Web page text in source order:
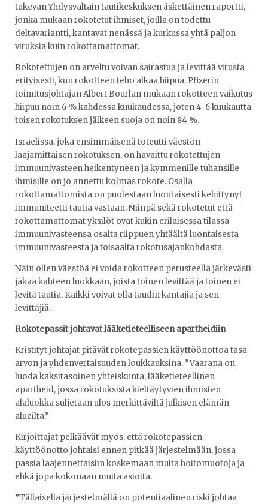
tukevan Yhdysvaltain tautikeskuksen äskettäinen raportti,
jonka mukaan rokotetut ihmiset, joilla on todettu
deltavariantti, kantavat nenässä ja kurkussa yhtä paljon
viruksia kuin rokottamattomat.
Rokotettujen on arveltu voivan sairastua ja levittää virusta
erityisesti, kun rokotteen teho alkaa hiipua. Pfizerin
toimitusjohtajan Albert Bourlan mukaan rokotteen vaikutus
hiipuu noin 6 % kahdessa kuukaudessa, joten 4-6 kuukautta
toisen rokotuksen jälkeen suoja on noin 84 %.
Israelissa, joka ensimmäisenä toteutti väestön
laajamittaisen rokotuksen, on havaittu rokotettujen
immuunivasteen heikentyneen ja kymmenille tuhansille
ihmisille on jo annettu kolmas rokote. Osalla
rokottamattomista on puolestaan luontaisesti kehittynyt
immuniteetti tautia vastaan. Niinpä sekä rokotetut että
rokottamattomat yksilöt ovat kukin erilaisessa tilassa
immuunivasteensa osalta riippuen yhtäältä luontaisesta
immuunivasteesta ja toisaalta rokotusajankohdasta.
Näin ollen väestöä ei voida rokotteen perusteella järkevästi
jakaa kahteen luokkaan, joista toinen levittää ja toinen ei
levitä tautia. Kaikki voivat olla taudin kantajia ja sen
levittäjiä.
Rokotepassit johtavat lääketieteelliseen apartheidiin
Kristityt johtajat pitävät rokotepassien käyttöönottoa tasa-
arvon ja yhdenvertaisuuden loukkauksina. ”Vaarana on
luoda kaksitasoinen yhteiskunta, lääketieteellinen
apartheid, jossa rokotuksista kieltäytyvien ihmisten
alaluokka suljetaan ulos merkittäviltä julkisen elämän
alueilta.”
Kirjoittajat pelkäävät myös, että rokotepassien
käyttöönotto johtaisi ennen pitkää järjestelmään, jossa
passia laajennettaisiin koskemaan muita hoitomuotoja ja
ehkä jopa kokonaan muita asioita.
”Tällaisella järjestelmällä on potentiaalinen riski johtaa